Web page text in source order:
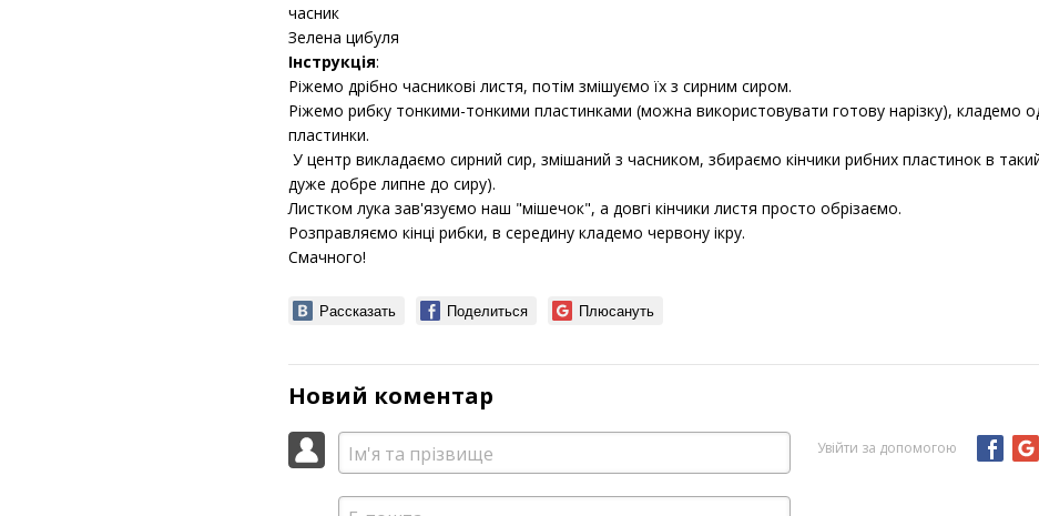
часник
Зелена цибуля
Інструкція:
Ріжемо дрібно часникові листя, потім змішуємо їх з сирним сиром.
Ріжемо рибку тонкими-тонкими пластинками (можна використовувати готову нарізку), кладемо
пластинки.
У центр викладаємо сирний сир, змішаний з часником, збираємо кінчики рибних пластинок в
дуже добре липне до сиру).
Листком лука зав'язуємо наш "мішечок", а довгі кінчики листя просто обрізаємо.
Розправляємо кінці рибки, в середину кладемо червону ікру.
Смачного!
Рассказать Поделиться Плюсануть
Новий коментар
Увійти за допомогою